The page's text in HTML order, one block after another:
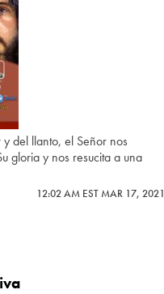
del llanto, el Señor nos
gloria y nos resucita a una
12:02 AM EST MAR 17, 2021